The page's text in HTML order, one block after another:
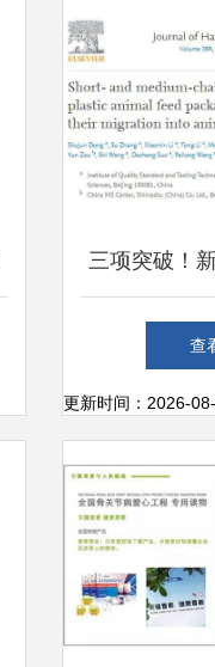
三项突破！
苯环境研究
刊，分析黑科
身器材
查
更新时间：2026-